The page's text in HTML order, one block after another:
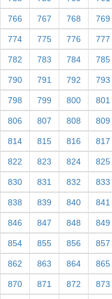
766 767 768 769
774 775 776 777
782 783 784 785
790 791 792 793
798 799 800 801
806 807 808 809
814 815 816 817
822 823 824 825
830 831 832 833
838 839 840 841
846 847 848 849
854 855 856 857
862 863 864 865
870 871 872 873